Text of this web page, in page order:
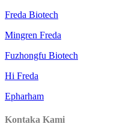
Freda Biotech
Mingren Freda
Fuzhongfu Biotech
Hi Freda
Epharham
Kontaka Kami